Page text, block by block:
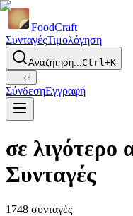
FoodCraft
ΣυνταγέςΤιμολόγηση
Αναζήτηση...Ctrl+K
el
ΣύνδεσηΕγγραφή
σε λιγότερο
Συνταγές
1748 συνταγές